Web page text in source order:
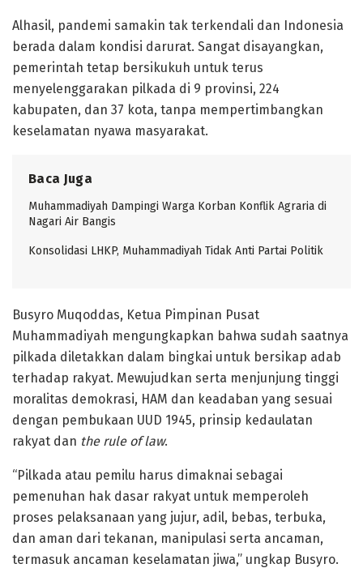
Alhasil, pandemi samakin tak terkendali dan Indonesia
berada dalam kondisi darurat. Sangat disayangkan,
pemerintah tetap bersikukuh untuk terus
menyelenggarakan pilkada di 9 provinsi, 224
kabupaten, dan 37 kota, tanpa mempertimbangkan
keselamatan nyawa masyarakat.
Baca Juga
Muhammadiyah Dampingi Warga Korban Konflik Agraria di
Nagari Air Bangis
Konsolidasi LHKP, Muhammadiyah Tidak Anti Partai Politik
Busyro Muqoddas, Ketua Pimpinan Pusat
Muhammadiyah mengungkapkan bahwa sudah saatnya
pilkada diletakkan dalam bingkai untuk bersikap adab
terhadap rakyat. Mewujudkan serta menjunjung tinggi
moralitas demokrasi, HAM dan keadaban yang sesuai
dengan pembukaan UUD 1945, prinsip kedaulatan
rakyat dan the rule of law.
“Pilkada atau pemilu harus dimaknai sebagai
pemenuhan hak dasar rakyat untuk memperoleh
proses pelaksanaan yang jujur, adil, bebas, terbuka,
dan aman dari tekanan, manipulasi serta ancaman,
termasuk ancaman keselamatan jiwa,” ungkap Busyro.